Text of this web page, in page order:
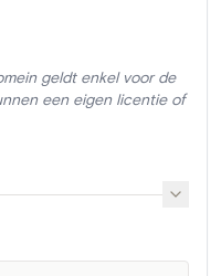
geldt enkel voor de
een eigen licentie of